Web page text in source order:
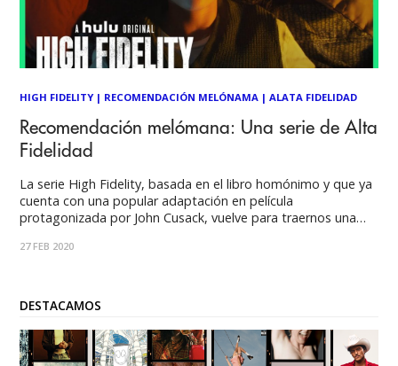
HIGH FIDELITY| RECOMENDACIÓN MELÓNAMA |ALATA FIDELIDAD
Recomendación melómana: Una serie de Alta
Fidelidad
La serie High Fidelity, basada en el libro homónimo y que ya
cuenta con una popular adaptación en película
protagonizada por John Cusack, vuelve para traernos una
Valentina Tagle En una jugada predecible pero eficiente, la
27 FEB 2020
DESTACAMOS